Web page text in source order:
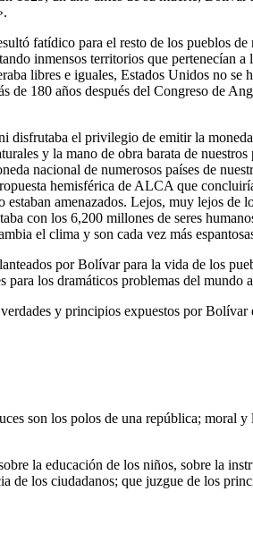
fatídico para el resto de los pueblos
inmensos territorios que pertenecían
libres e iguales, Estados Unidos no
180 años después del Congreso de
el privilegio de emitir la
y la mano de obra barata de
nacional de numerosos países de
hemisférica de ALCA que
amenazados. Lejos, muy lejos de
con los 6,200 millones de seres
el clima y son cada vez más
por Bolívar para la vida de los
los dramáticos problemas del
y principios expuestos por
son los polos de una república; moral y
la educación de los niños, sobre la
los ciudadanos; que juzgue de los